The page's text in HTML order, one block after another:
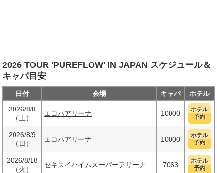
2026 TOUR 'PUREFLOW' IN JAPAN スケジュール＆
キャパ目安
日付 会場 キャパ
ホテル
2026/8/8
（土）
エコパアリーナ 10000
ホテル
予約
2026/8/9
（日）
エコパアリーナ 10000
ホテル
予約
2026/8/18
（火）
セキスイハイムスーパーアリーナ 7063
ホテル
予約